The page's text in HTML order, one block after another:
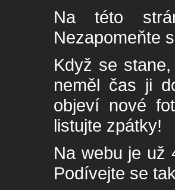
Na této
Nezapomeňte
Když se
neměl čas ji
objeví nové
listujte zpátky!
Na webu je už
Podívejte se